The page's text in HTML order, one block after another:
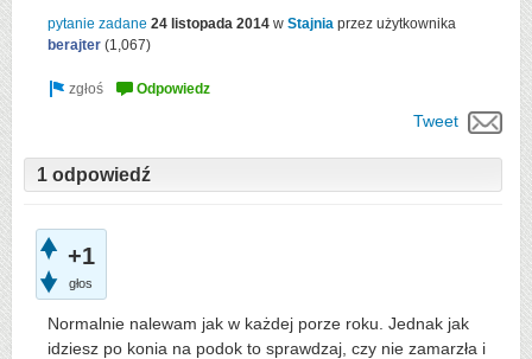
pytanie zadane 24 listopada 2014 w Stajnia przez użytkownika
berajter (1,067)
Tweet
1 odpowiedź
+1
głos
Normalnie nalewam jak w każdej porze roku. Jednak jak
idziesz po konia na podok to sprawdzaj, czy nie zamarzła i